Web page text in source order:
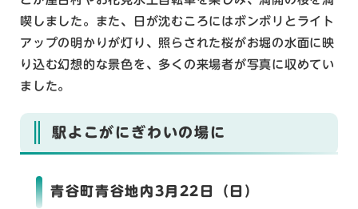
喫しました。また、日が沈むころにはボンボリとライト
アップの明かりが灯り、照らされた桜がお堀の水面に映
り込む幻想的な景色を、多くの来場者が写真に収めてい
ました。
駅よこがにぎわいの場に
青谷町青谷地内3月22日（日）